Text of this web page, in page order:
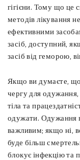
гігієни. Тому що це
методів лікування
ефективними
засіб, доступний,
засіб від геморою,
Якщо ви думаєте,
чергу для
тіла та
одужати. Одужання
важливим; якщо ні,
буде більш
блокує інфекцію та